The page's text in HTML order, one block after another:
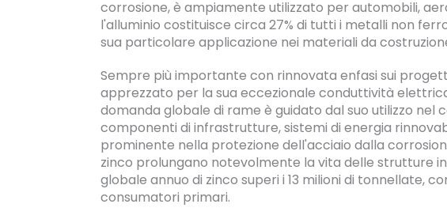
corrosione, è ampiamente utilizzato per automobili,
l'alluminio costituisce circa 27% di tutti i metalli non
sua particolare applicazione nei materiali da
Sempre più importante con rinnovata enfasi sui
apprezzato per la sua eccezionale conduttività
domanda globale di rame è guidato dal suo utilizzo nel
componenti di infrastrutture, sistemi di energia
prominente nella protezione dell'acciaio dalla
zinco prolungano notevolmente la vita delle strutture
globale annuo di zinco superi i 13 milioni di tonnellate,
consumatori primari.